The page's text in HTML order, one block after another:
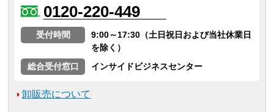
0120-220-449
受付時間
9:00～17:30（土日祝日および当社休業日
を除く）
総合受付窓口
インサイドビジネスセンター
卸販売について